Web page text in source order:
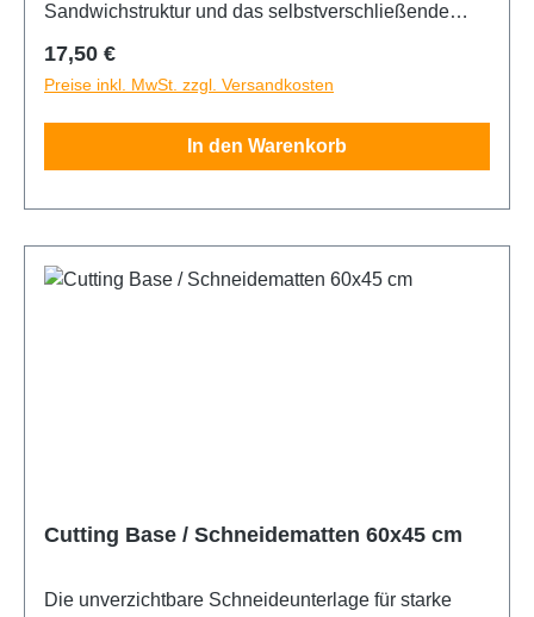
Sandwichstruktur und das selbstverschließende
beschichtet und mit 10/50mm Skalenaufdruck auf
der Schneidefläche versehen. Eine Seite grün,
andere schwarz. 30x45 cm
Regulärer Preis:
17,50 €
Preise inkl. MwSt. zzgl. Versandkosten
In den Warenkorb
Cutting Base / Schneidematten 60x45 cm
Die unverzichtbare Schneideunterlage für starke